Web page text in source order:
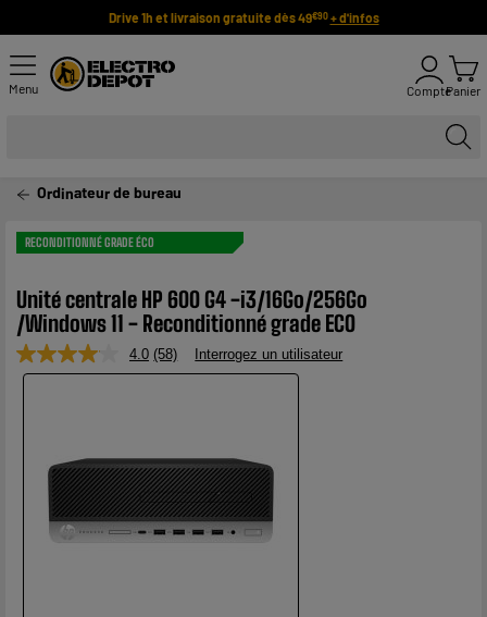
Drive 1h et livraison gratuite dès 49€90 + d'infos
Menu ComptePanier
Ordinateur de bureau
RECONDITIONNÉ GRADE ÉCO
Unité centrale HP 600 G4 -i3/16Go/256Go
/Windows 11 - Reconditionné grade ECO
4.0 Lire
58
même
page.
(58) Interrogez un utilisateur